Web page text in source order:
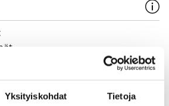
Yksityiskohdat Tietoja